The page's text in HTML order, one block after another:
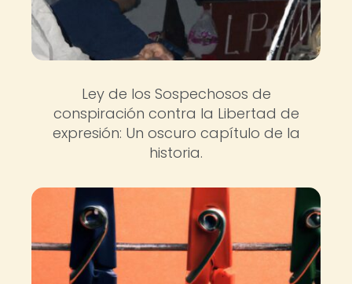
Ley de los Sospechosos de
conspiración contra la Libertad de
expresión: Un oscuro capítulo de la
historia.